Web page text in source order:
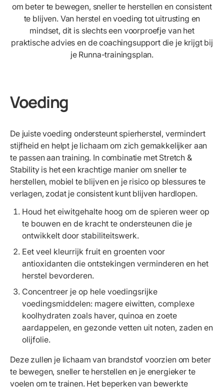
om beter te bewegen, sneller te herstellen en consistent
te blijven. Van herstel en voeding tot uitrusting en
mindset, dit is slechts een voorproefje van het
praktische advies en de coachingsupport die je krijgt bij
je Runna-trainingsplan.
Voeding
De juiste voeding ondersteunt spierherstel, vermindert
stijfheid en helpt je lichaam om zich gemakkelijker aan
te passen aan training. In combinatie met Stretch &
Stability is het een krachtige manier om sneller te
herstellen, mobiel te blijven en je risico op blessures te
verlagen, zodat je consistent kunt blijven hardlopen.
Houd het eiwitgehalte hoog om de spieren weer op
te bouwen en de kracht te ondersteunen die je
ontwikkelt door stabiliteitswerk.
Eet veel kleurrijk fruit en groenten voor
antioxidanten die ontstekingen verminderen en het
herstel bevorderen.
Concentreer je op hele voedingsrijke
voedingsmiddelen: magere eiwitten, complexe
koolhydraten zoals haver, quinoa en zoete
aardappelen, en gezonde vetten uit noten, zaden en
olijfolie.
Deze zullen je lichaam van brandstof voorzien om beter
te bewegen, sneller te herstellen en je energieker te
voelen om te trainen. Het beperken van bewerkte